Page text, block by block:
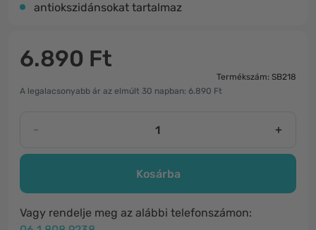
antiokszidánsokat tartalmaz
6.890 Ft
Termékszám: SB218
A legalacsonyabb ár az elmúlt 30 napban: 6.890 Ft
- +
Kosárba
Vagy rendelje meg az alábbi telefonszámon: